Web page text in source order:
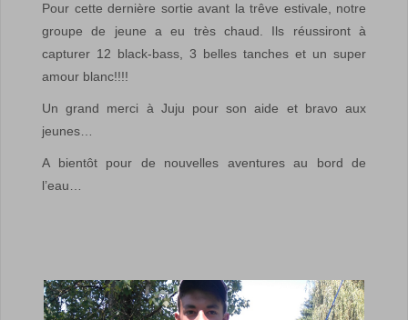
Pour cette dernière sortie avant la trêve estivale, notre
groupe de jeune a eu très chaud. Ils réussiront à
capturer 12 black-bass, 3 belles tanches et un super
amour blanc!!!!
Un grand merci à Juju pour son aide et bravo aux
jeunes…
A bientôt pour de nouvelles aventures au bord de
l’eau…